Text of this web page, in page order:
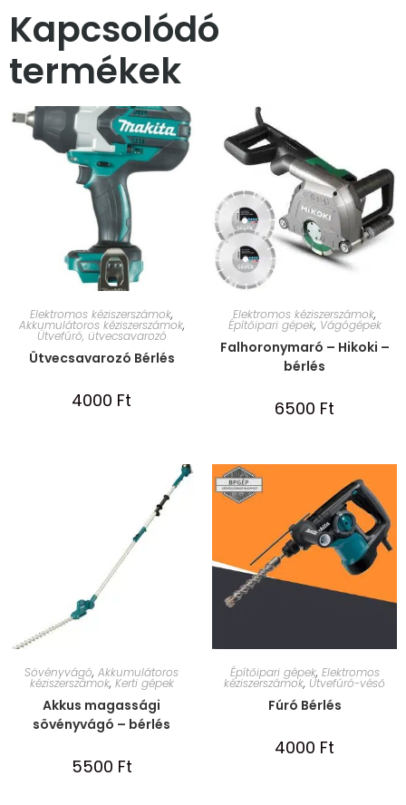
Kapcsolódó
termékek
Elektromos kéziszerszámok,
Akkumulátoros kéziszerszámok,
Ütvefúró, ütvecsavarozó
Ütvecsavarozó Bérlés
4000 Ft
Elektromos kéziszerszámok,
Építőipari gépek, Vágógépek
Falhoronymaró – Hikoki –
bérlés
6500 Ft
Sövényvágó, Akkumulátoros
kéziszerszámok, Kerti gépek
Akkus magassági
sövényvágó – bérlés
5500 Ft
Építőipari gépek, Elektromos
kéziszerszámok, Ütvefúró-véső
Fúró Bérlés
4000 Ft